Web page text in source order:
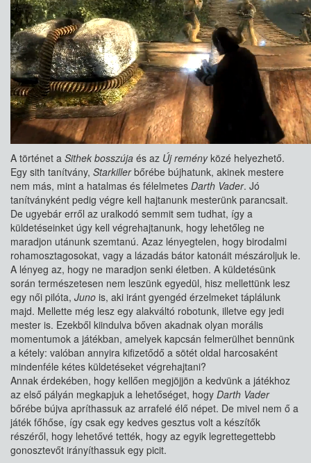
A történet a Sithek bosszúja és az Új reményközé helyezhető.
Egy sith tanítvány, Starkillerbőrébe bújhatunk, akinek mestere
nem más, mint a hatalmas és félelmetes Darth Vader. Jó
tanítványként pedig végre kell hajtanunk mesterünk parancsait.
De ugyebár erről az uralkodó semmit sem tudhat, így a
küldetéseinket úgy kell végrehajtanunk, hogy lehetőleg ne
maradjon utánunk szemtanú. Azaz lényegtelen, hogy birodalmi
rohamosztagosokat, vagy a lázadás bátor katonáit mészároljuk le.
A lényeg az, hogy ne maradjon senki életben. A küldetésünk
során természetesen nem leszünk egyedül, hisz mellettünk lesz
egy női pilóta, Juno is, aki iránt gyengéd érzelmeket táplálunk
majd. Mellette még lesz egy alakváltó robotunk, illetve egy jedi
mester is. Ezekből kiindulva bőven akadnak olyan morális
momentumok a játékban, amelyek kapcsán felmerülhet bennünk
a kétely: valóban annyira kifizetődő a sötét oldal harcosaként
mindenféle kétes küldetéseket végrehajtani?
Annak érdekében, hogy kellően megjöjjön a kedvünk a játékhoz
az első pályán megkapjuk a lehetőséget, hogy Darth Vader
bőrébe bújva apríthassuk az arrafelé élő népet. De mivel nem ő a
játék főhőse, így csak egy kedves gesztus volt a készítők
részéről, hogy lehetővé tették, hogy az egyik legrettegettebb
gonosztevőt irányíthassuk egy picit.